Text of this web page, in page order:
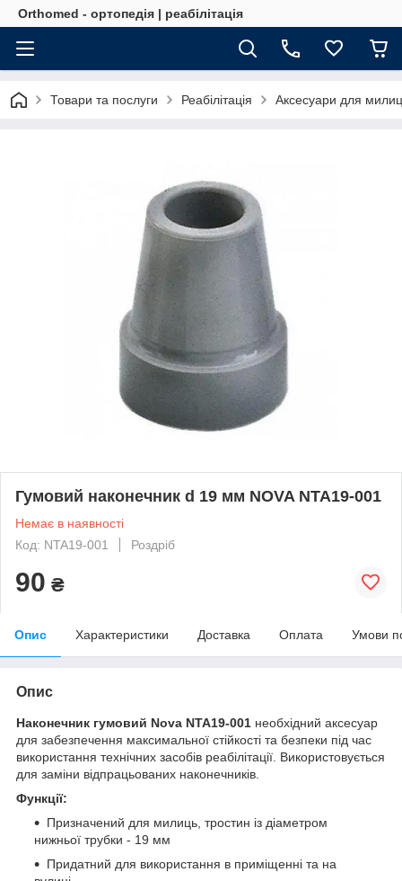
Orthomed - ортопедія | реабілітація
Товари та послуги Реабілітація Аксесуари для
Гумовий наконечник d 19 мм NOVA NTA19-001
Немає в наявності
Код: NTA19-001
Роздріб
90 ₴
Опис Характеристики Доставка Оплата Умови
Опис
Наконечник гумовий Nova NTA19-001 необхідний аксесуар
для забезпечення максимальної стійкості та безпеки під час
використання технічних засобів реабілітації. Використовується
для заміни відпрацьованих наконечників.
Функції:
Призначений для милиць, тростин із діаметром
нижньої трубки - 19 мм
Придатний для використання в приміщенні та на